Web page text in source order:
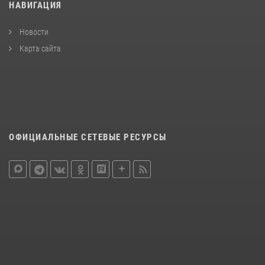
НАВИГАЦИЯ
Новости
Карта сайта
ОФИЦИАЛЬНЫЕ СЕТЕВЫЕ РЕСУРСЫ